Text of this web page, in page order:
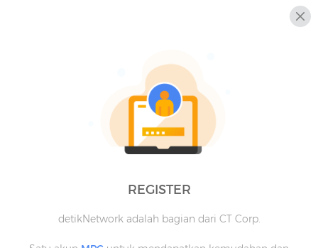
REGISTER
detikNetwork adalah bagian dari CT Corp.